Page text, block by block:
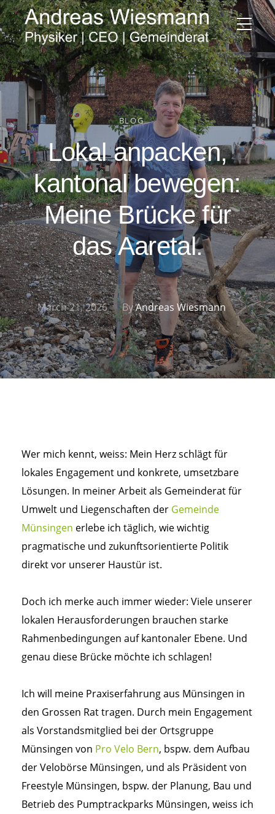
BLOG
Lokal anpacken,
kantonal bewegen:
Meine Brücke für
das Aaretal.
March 21, 2026 ByAndreas Wiesmann
Wer mich kennt, weiss: Mein Herz schlägt für
lokales Engagement und konkrete, umsetzbare
Lösungen. In meiner Arbeit als Gemeinderat für
Umwelt und Liegenschaften der Gemeinde
Münsingen erlebe ich täglich, wie wichtig
pragmatische und zukunftsorientierte Politik
direkt vor unserer Haustür ist.
Doch ich merke auch immer wieder: Viele unserer
lokalen Herausforderungen brauchen starke
Rahmenbedingungen auf kantonaler Ebene. Und
genau diese Brücke möchte ich schlagen!
Ich will meine Praxiserfahrung aus Münsingen in
den Grossen Rat tragen. Durch mein Engagement
als Vorstandsmitglied bei der Ortsgruppe
Münsingen von Pro Velo Bern, bspw. dem Aufbau
der Velobörse Münsingen, und als Präsident von
Freestyle Münsingen, bspw. der Planung, Bau und
Betrieb des Pumptrackparks Münsingen, weiss ich